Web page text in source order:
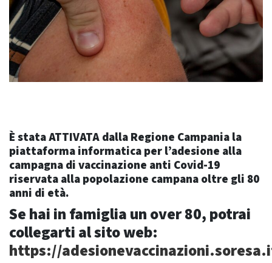
È stata ATTIVATA dalla Regione Campania la
piattaforma informatica per l’adesione alla
campagna di vaccinazione anti Covid-19
riservata alla popolazione campana oltre gli 80
anni di età.
Se hai in famiglia un over 80, potrai
collegarti al sito web:
https://